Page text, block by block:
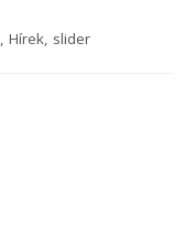
, Hírek, slider